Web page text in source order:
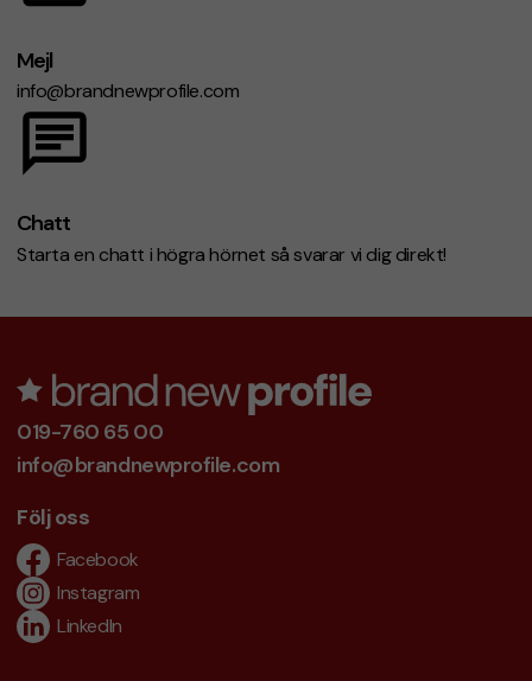
Mejl
info@brandnewprofile.com
Chatt
Starta en chatt i högra hörnet så svarar vi dig direkt!
019-760 65 00
info@brandnewprofile.com
Följ oss
Facebook
Instagram
LinkedIn